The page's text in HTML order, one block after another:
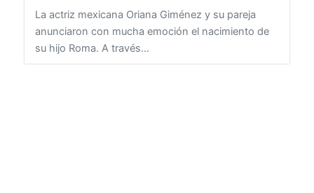
7 de agosto de 2026 ENTRETENIMIENTO
La actriz mexicana Oriana Giménez y su pareja
anunciaron con mucha emoción el nacimiento de
su hijo Roma. A través...